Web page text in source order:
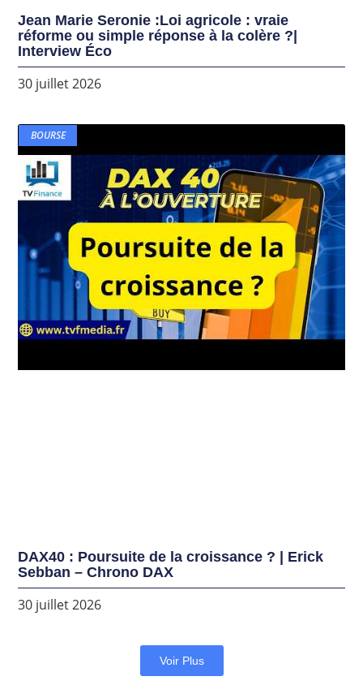
Jean Marie Seronie :Loi agricole : vraie
réforme ou simple réponse à la colère ?|
Interview Éco
30 juillet 2026
BOURSE
DAX40 : Poursuite de la croissance ? | Erick
Sebban – Chrono DAX
30 juillet 2026
Voir Plus